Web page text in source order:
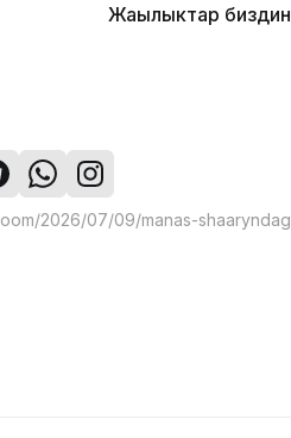
Жаңылыктар биздин